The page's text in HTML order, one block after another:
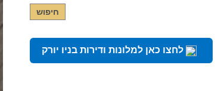
לחצו כאן למלונות ודירות בניו יורק